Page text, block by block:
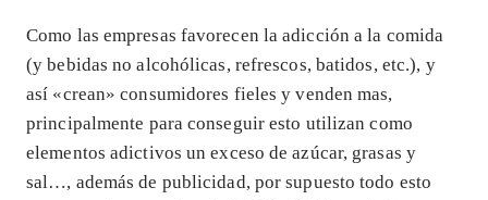
Como las empresas favorecen la adicción a la comida
(y bebidas no alcohólicas, refrescos, batidos, etc.), y
así «crean» consumidores fieles y venden mas,
principalmente para conseguir esto utilizan como
elementos adictivos un exceso de azúcar, grasas y
sal…, además de publicidad, por supuesto todo esto